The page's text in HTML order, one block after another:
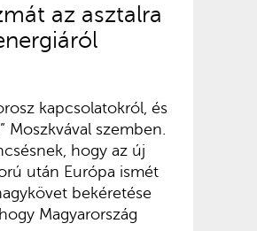
az asztalra
kapcsolatokról, és
Moszkvával szemben.
hogy az új
után Európa ismét
bekéretése
Magyarország